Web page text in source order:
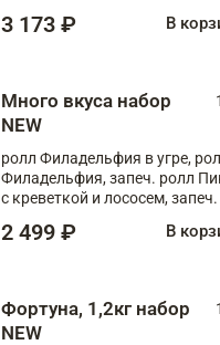
3 173 ₽ В
Много вкуса набор
NEW
ролл Филадельфия в угре,
Филадельфия, запеч. ролл
с креветкой и лососем,
2 499 ₽ В
Фортуна, 1,2кг набор
NEW